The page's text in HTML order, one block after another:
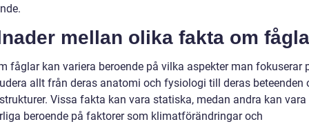
mellan olika fakta om
fåglar kan variera beroende på vilka aspekter man fokuserar
allt från deras anatomi och fysiologi till deras beteenden
Vissa fakta kan vara statiska, medan andra kan vara
beroende på faktorer som klimatförändringar och